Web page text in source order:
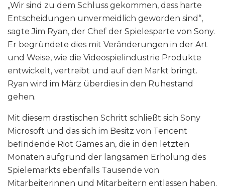
„Wir sind zu dem Schluss gekommen, dass harte
Entscheidungen unvermeidlich geworden sind“,
sagte Jim Ryan, der Chef der Spielesparte von Sony.
Er begründete dies mit Veränderungen in der Art
und Weise, wie die Videospielindustrie Produkte
entwickelt, vertreibt und auf den Markt bringt.
Ryan wird im März überdies in den Ruhestand
gehen.
Mit diesem drastischen Schritt schließt sich Sony
Microsoft und das sich im Besitz von Tencent
befindende Riot Games an, die in den letzten
Monaten aufgrund der langsamen Erholung des
Spielemarkts ebenfalls Tausende von
Mitarbeiterinnen und Mitarbeitern entlassen haben.